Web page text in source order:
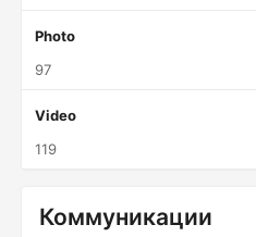
Photo
97
Video
119
Коммуникации